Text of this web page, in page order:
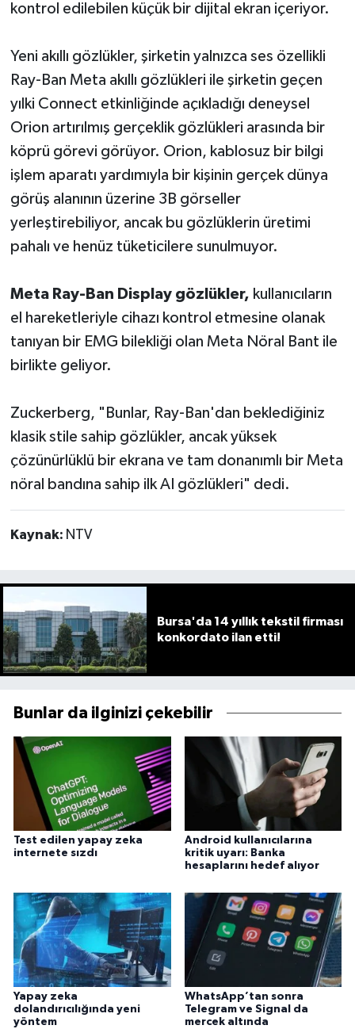
kontrol edilebilen küçük bir dijital ekran içeriyor.
Yeni akıllı gözlükler, şirketin yalnızca ses özellikli
Ray-Ban Meta akıllı gözlükleri ile şirketin geçen
yılki Connect etkinliğinde açıkladığı deneysel
Orion artırılmış gerçeklik gözlükleri arasında bir
köprü görevi görüyor. Orion, kablosuz bir bilgi
işlem aparatı yardımıyla bir kişinin gerçek dünya
görüş alanının üzerine 3B görseller
yerleştirebiliyor, ancak bu gözlüklerin üretimi
pahalı ve henüz tüketicilere sunulmuyor.
Meta Ray-Ban Display gözlükler, kullanıcıların
el hareketleriyle cihazı kontrol etmesine olanak
tanıyan bir EMG bilekliği olan Meta Nöral Bant ile
birlikte geliyor.
Zuckerberg, "Bunlar, Ray-Ban'dan beklediğiniz
klasik stile sahip gözlükler, ancak yüksek
çözünürlüklü bir ekrana ve tam donanımlı bir Meta
nöral bandına sahip ilk AI gözlükleri" dedi.
Kaynak: NTV
Bursa'da 14 yıllık tekstil firması
konkordato ilan etti!
Bunlar da ilginizi çekebilir
Test edilen yapay zeka
internete sızdı
Android kullanıcılarına
kritik uyarı: Banka
hesaplarını hedef alıyor
Yapay zeka
dolandırıcılığında yeni
yöntem
WhatsApp’tan sonra
Telegram ve Signal da
mercek altında